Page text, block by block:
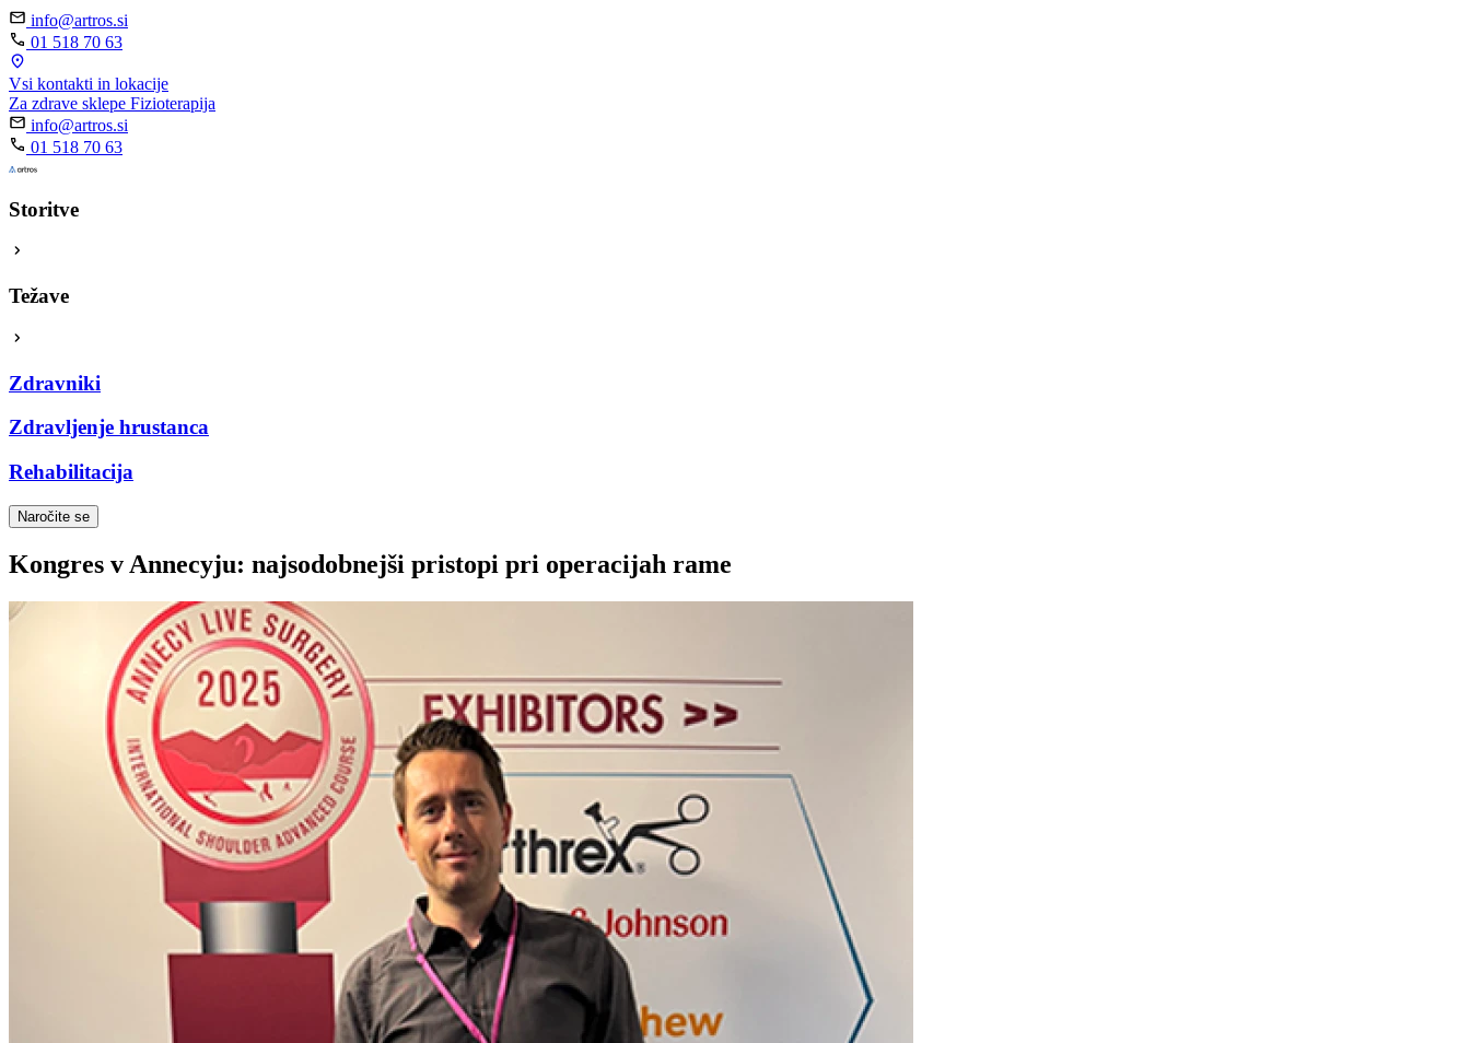
info@artros.si
01 518 70 63
Vsi kontakti in lokacije
Za zdrave sklepe Fizioterapija
info@artros.si
01 518 70 63
Storitve
Težave
Zdravniki
Zdravljenje hrustanca
Rehabilitacija
Naročite se
Kongres v Annecyju: najsodobnejši pristopi pri operacijah rame